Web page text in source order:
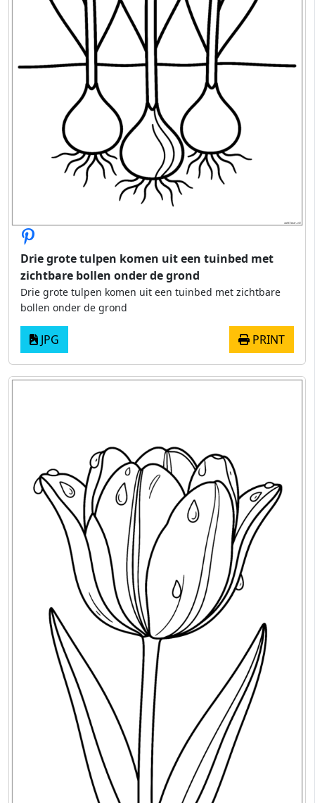
Drie grote tulpen komen uit een tuinbed met
zichtbare bollen onder de grond
Drie grote tulpen komen uit een tuinbed met zichtbare
bollen onder de grond
JPG PRINT